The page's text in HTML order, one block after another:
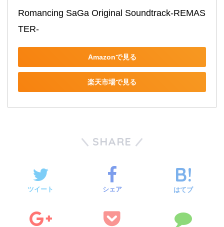
Romancing SaGa Original Soundtrack-REMAS
TER-
Amazonで見る
楽天市場で見る
SHARE
ツイート シェア はてブ